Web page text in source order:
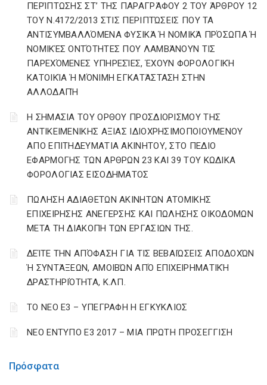
Πρόσφατα
ΠΕΡΊΠΤΩΣΗΣ ΣΤ’ ΤΗΣ ΠΑΡΑΓΡΆΦΟΥ 2 ΤΟΥ ΆΡΘΡΟΥ 12
ΤΟΥ Ν.4172/2013 ΣΤΙΣ ΠΕΡΙΠΤΏΣΕΙΣ ΠΟΥ ΤΑ
ΑΝΤΙΣΥΜΒΑΛΛΌΜΕΝΑ ΦΥΣΙΚΆ Ή ΝΟΜΙΚΆ ΠΡΌΣΩΠΑ Ή
ΝΟΜΙΚΈΣ ΟΝΤΌΤΗΤΕΣ ΠΟΥ ΛΑΜΒΆΝΟΥΝ ΤΙΣ
ΠΑΡΕΧΌΜΕΝΕΣ ΥΠΗΡΕΣΊΕΣ, ΈΧΟΥΝ ΦΟΡΟΛΟΓΙΚΉ
ΚΑΤΟΙΚΊΑ Ή ΜΌΝΙΜΗ ΕΓΚΑΤΆΣΤΑΣΗ ΣΤΗΝ
ΑΛΛΟΔΑΠΉ
Η ΣΗΜΑΣΙΑ ΤΟΥ ΟΡΘΟΥ ΠΡΟΣΔΙΟΡΙΣΜΟΥ ΤΗΣ
ΑΝΤΙΚΕΙΜΕΝΙΚΗΣ ΑΞΙΑΣ ΙΔΙΟΧΡΗΣΙΜΟΠΟΙΟΥΜΕΝΟΥ
ΑΠΟ ΕΠΙΤΗΔΕΥΜΑΤΙΑ ΑΚΙΝΗΤΟΥ, ΣΤΟ ΠΕΔΙΟ
ΕΦΑΡΜΟΓΗΣ ΤΩΝ ΑΡΘΡΩΝ 23 ΚΑΙ 39 ΤΟΥ ΚΩΔΙΚΑ
ΦΟΡΟΛΟΓΙΑΣ ΕΙΣΟΔΗΜΑΤΟΣ
ΠΩΛΗΣΗ ΑΔΙΑΘΕΤΩΝ ΑΚΙΝΗΤΩΝ ΑΤΟΜΙΚΗΣ
ΕΠΙΧΕΙΡΗΣΗΣ ΑΝΕΓΕΡΣΗΣ ΚΑΙ ΠΩΛΗΣΗΣ ΟΙΚΟΔΟΜΩΝ
ΜΕΤΑ ΤΗ ΔΙΑΚΟΠΗ ΤΩΝ ΕΡΓΑΣΙΩΝ ΤΗΣ.
ΔΕΊΤΕ ΤΗΝ ΑΠΌΦΑΣΗ ΓΙΑ ΤΙΣ ΒΕΒΑΙΏΣΕΙΣ ΑΠΟΔΟΧΏΝ
Ή ΣΥΝΤΆΞΕΩΝ, ΑΜΟΙΒΏΝ ΑΠΌ ΕΠΙΧΕΙΡΗΜΑΤΙΚΉ
ΔΡΑΣΤΗΡΙΌΤΗΤΑ, Κ.ΛΠ.
ΤΟ ΝΕΟ Ε3 – ΥΠΕΓΡΑΦΗ Η ΕΓΚΥΚΛΙΟΣ
ΝΕΟ ΕΝΤΥΠΟ Ε3 2017 – ΜΙΑ ΠΡΩΤΗ ΠΡΟΣΕΓΓΙΣΗ